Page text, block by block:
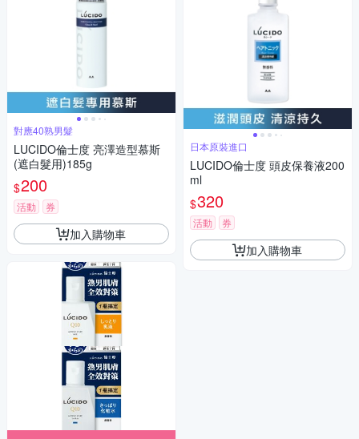
對應40熟男髮
LUCIDO倫士度 亮澤造型慕斯
(遮白髮用)185g
$200
活動 券
加入購物車
日本原裝進口
LUCIDO倫士度 頭皮保養液200
ml
$320
活動 券
加入購物車